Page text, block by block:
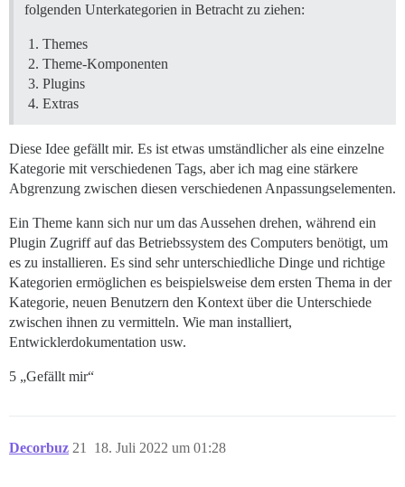
folgenden Unterkategorien in Betracht zu ziehen:
Themes
Theme-Komponenten
Plugins
Extras
Diese Idee gefällt mir. Es ist etwas umständlicher als eine einzelne
Kategorie mit verschiedenen Tags, aber ich mag eine stärkere
Abgrenzung zwischen diesen verschiedenen Anpassungselementen.
Ein Theme kann sich nur um das Aussehen drehen, während ein
Plugin Zugriff auf das Betriebssystem des Computers benötigt, um
es zu installieren. Es sind sehr unterschiedliche Dinge und richtige
Kategorien ermöglichen es beispielsweise dem ersten Thema in der
Kategorie, neuen Benutzern den Kontext über die Unterschiede
zwischen ihnen zu vermitteln. Wie man installiert,
Entwicklerdokumentation usw.
5 „Gefällt mir“
Decorbuz 18. Juli 2022 um 01:28
21